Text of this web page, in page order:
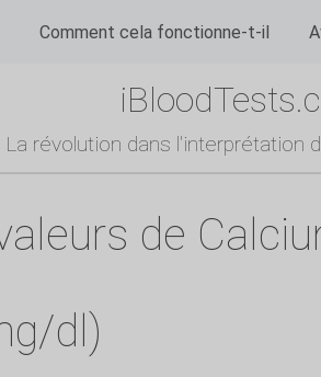
Comment cela fonctionne-t-il
La révolution dans l'interprétation
de
dl)